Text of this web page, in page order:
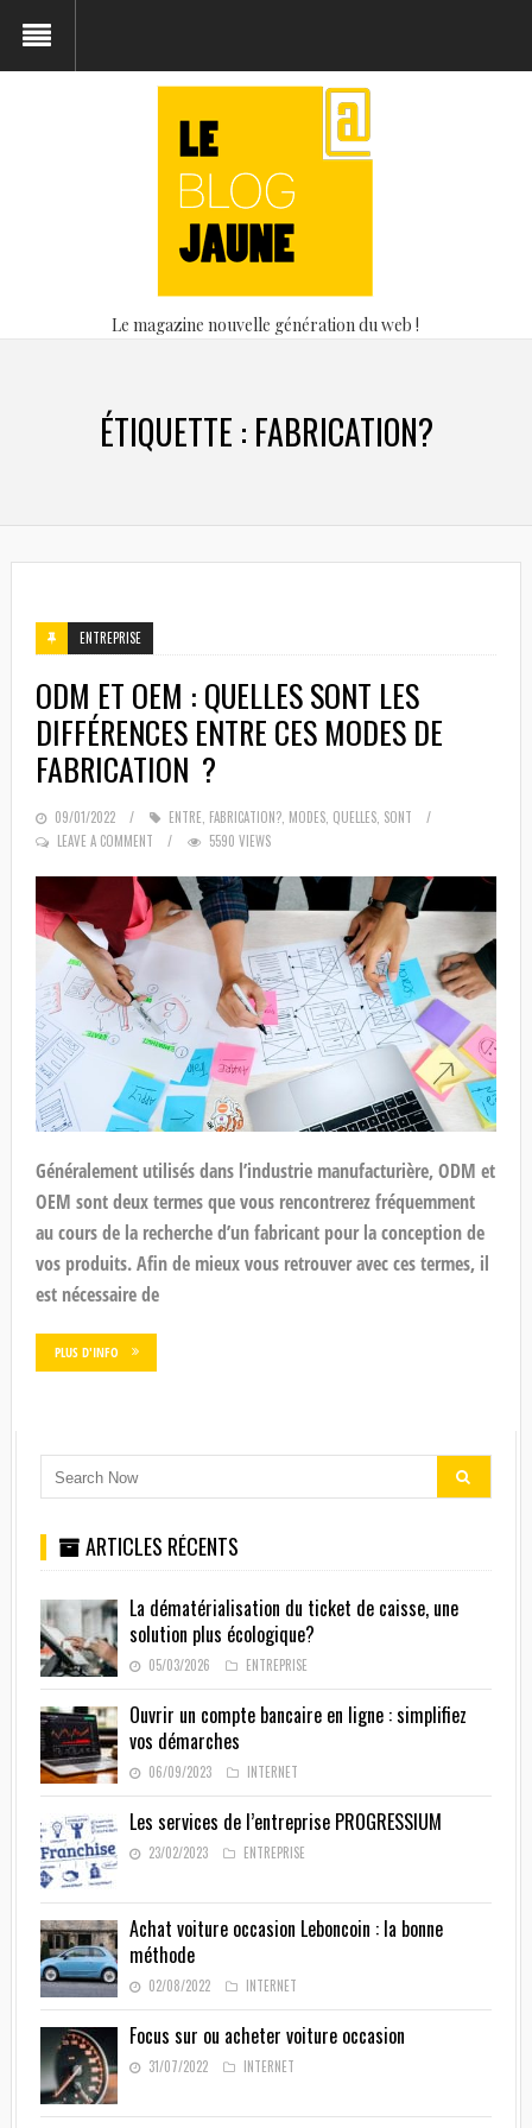
Le magazine nouvelle génération du web !
ÉTIQUETTE : FABRICATION?
ENTREPRISE
ODM ET OEM : QUELLES SONT LES
DIFFÉRENCES ENTRE CES MODES DE
FABRICATION ?
POSTED
ON
09/01/2022 ENTRE FABRICATION?, MODES, QUELLES, SONT
LEAVE A COMMENT
5590 VIEWS
Généralement utilisés dans l’industrie manufacturière, ODM et
OEM sont deux termes que vous rencontrerez fréquemment
au cours de la recherche d’un fabricant pour la conception de
vos produits. Afin de mieux vous retrouver avec ces termes, il
est nécessaire de
PLUS D'INFO
ARTICLES RÉCENTS
La dématérialisation du ticket de caisse, une
solution plus écologique?
05/03/2026 ENTREPRISE
Ouvrir un compte bancaire en ligne : simplifiez
vos démarches
06/09/2023 INTERNET
Les services de l’entreprise PROGRESSIUM
23/02/2023 ENTREPRISE
Achat voiture occasion Leboncoin : la bonne
méthode
02/08/2022 INTERNET
Focus sur ou acheter voiture occasion
31/07/2022 INTERNET